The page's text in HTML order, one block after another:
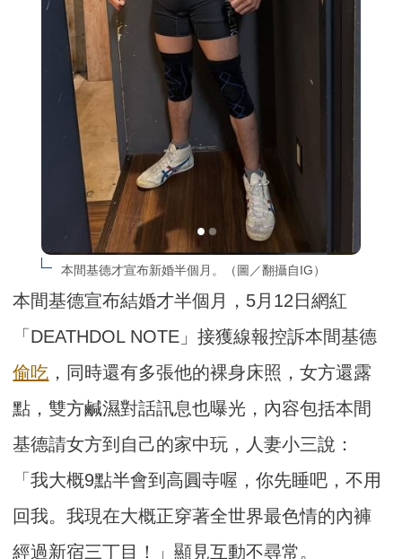
本間基德才宣布新婚半個月。（圖／翻攝自IG）
本間基德宣布結婚才半個月，5月12日網紅
「DEATHDOL NOTE」接獲線報控訴本間基德
偷吃 ，同時還有多張他的裸身床照，女方還露
點，雙方鹹濕對話訊息也曝光，內容包括本間
基德請女方到自己的家中玩，人妻小三說：
「我大概9點半會到高圓寺喔，你先睡吧，不用
回我。我現在大概正穿著全世界最色情的內褲
經過新宿三丁目！」顯見互動不尋常。